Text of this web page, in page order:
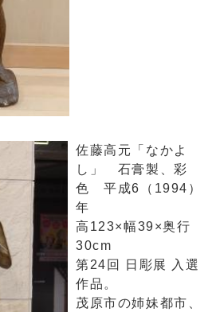
佐藤高元「なかよ
し」 石膏製、彩
色 平成6（1994）
年
高123×幅39×奥行
30cm
第24回 日彫展 入選
作品。
茂原市の姉妹都市、